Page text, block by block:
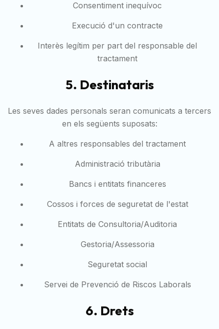
Consentiment inequívoc
Execució d'un contracte
Interès legítim per part del responsable del
tractament
5. Destinataris
Les seves dades personals seran comunicats a tercers
en els següents suposats:
A altres responsables del tractament
Administració tributària
Bancs i entitats financeres
Cossos i forces de seguretat de l'estat
Entitats de Consultoria/Auditoria
Gestoria/Assessoria
Seguretat social
Servei de Prevenció de Riscos Laborals
6. Drets